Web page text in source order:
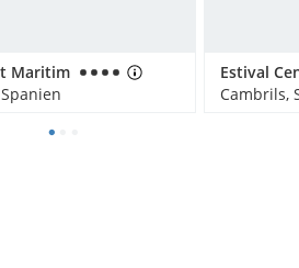
Maritim
Estival
Cambrils,